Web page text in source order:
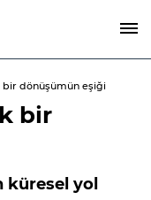
dönüşümün eşiği
bir
yol